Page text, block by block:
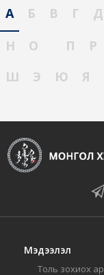
А Б В Г Д
Н
О П Р
Ш
Э Ю Я
Мэдээлэл
Толь зохиох